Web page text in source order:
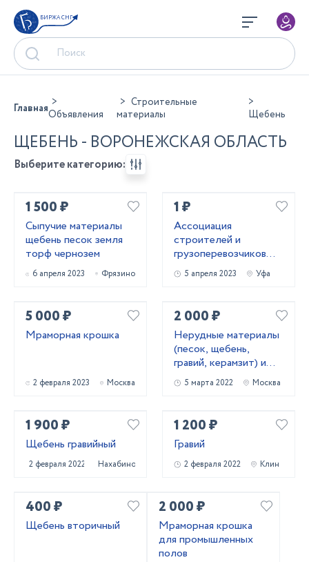
БИРЖА СНГ
ГлавнаяОбъявления
Строительные
материалы
Щебень
ЩЕБЕНЬ - ВОРОНЕЖСКАЯ ОБЛАСТЬ
Выберите категорию:
1 500 ₽
Сыпучие материалы
щебень песок земля
торф чернозем
6 апреля 2023 Фрязино
1 ₽
Ассоциация
строителей и
грузоперевозчиков
предлагает
5 апреля 2023 Уфа
5 000 ₽
Мраморная крошка
2 февраля 2023 Москва
2 000 ₽
Нерудные материалы
(песок, щебень,
гравий, керамзит) и
бетон5 марта 2022 Москва
1 900 ₽
Щебень гравийный
2 февраля 2022 Нахабино
1 200 ₽
Гравий
2 февраля 2022 Клин
400 ₽
Щебень вторичный
2 000 ₽
Мраморная крошка
для промышленных
полов